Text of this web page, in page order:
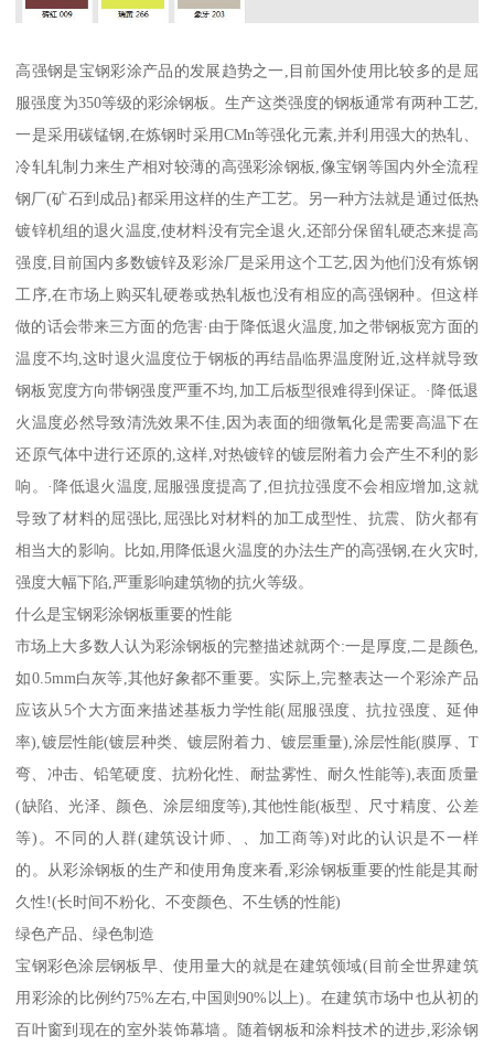
高强钢是宝钢彩涂产品的发展趋势之一,目前国外使用比较多的是屈
服强度为350等级的彩涂钢板。生产这类强度的钢板通常有两种工艺,
一是采用碳锰钢,在炼钢时采用CMn等强化元素,并利用强大的热轧、
冷轧轧制力来生产相对较薄的高强彩涂钢板,像宝钢等国内外全流程
钢厂(矿石到成品}都采用这样的生产工艺。另一种方法就是通过低热
镀锌机组的退火温度,使材料没有完全退火,还部分保留轧硬态来提高
强度,目前国内多数镀锌及彩涂厂是采用这个工艺,因为他们没有炼钢
工序,在市场上购买轧硬卷或热轧板也没有相应的高强钢种。但这样
做的话会带来三方面的危害·由于降低退火温度,加之带钢板宽方面的
温度不均,这时退火温度位于钢板的再结晶临界温度附近,这样就导致
钢板宽度方向带钢强度严重不均,加工后板型很难得到保证。·降低退
火温度必然导致清洗效果不佳,因为表面的细微氧化是需要高温下在
还原气体中进行还原的,这样,对热镀锌的镀层附着力会产生不利的影
响。·降低退火温度,屈服强度提高了,但抗拉强度不会相应增加,这就
导致了材料的屈强比,屈强比对材料的加工成型性、抗震、防火都有
相当大的影响。比如,用降低退火温度的办法生产的高强钢,在火灾时,
强度大幅下陷,严重影响建筑物的抗火等级。
什么是宝钢彩涂钢板重要的性能
市场上大多数人认为彩涂钢板的完整描述就两个:一是厚度,二是颜色,
如0.5mm白灰等,其他好象都不重要。实际上,完整表达一个彩涂产品
应该从5个大方面来描述基板力学性能(屈服强度、抗拉强度、延伸
率),镀层性能(镀层种类、镀层附着力、镀层重量),涂层性能(膜厚、T
弯、冲击、铅笔硬度、抗粉化性、耐盐雾性、耐久性能等),表面质量
(缺陷、光泽、颜色、涂层细度等),其他性能(板型、尺寸精度、公差
等)。不同的人群(建筑设计师、、加工商等)对此的认识是不一样
的。从彩涂钢板的生产和使用角度来看,彩涂钢板重要的性能是其耐
久性!(长时间不粉化、不变颜色、不生锈的性能)
绿色产品、绿色制造
宝钢彩色涂层钢板早、使用量大的就是在建筑领域(目前全世界建筑
用彩涂的比例约75%左右,中国则90%以上)。在建筑市场中也从初的
百叶窗到现在的室外装饰幕墙。随着钢板和涂料技术的进步,彩涂钢